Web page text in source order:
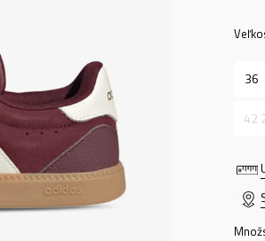
36
42